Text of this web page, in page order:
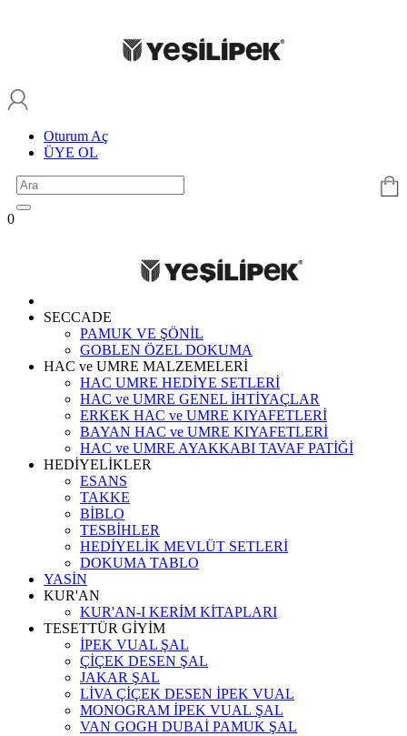
Oturum Aç
ÜYE OL
0
SECCADE
PAMUK VE ŞÖNİL
GOBLEN ÖZEL DOKUMA
HAC ve UMRE MALZEMELERİ
HAC UMRE HEDİYE SETLERİ
HAC ve UMRE GENEL İHTİYAÇLAR
ERKEK HAC ve UMRE KIYAFETLERİ
BAYAN HAC ve UMRE KIYAFETLERİ
HAC ve UMRE AYAKKABI TAVAF PATİĞİ
HEDİYELİKLER
ESANS
TAKKE
BİBLO
TESBİHLER
HEDİYELİK MEVLÜT SETLERİ
DOKUMA TABLO
YASİN
KUR'AN
KUR'AN-I KERİM KİTAPLARI
TESETTÜR GİYİM
İPEK VUAL ŞAL
ÇİÇEK DESEN ŞAL
JAKAR ŞAL
LİVA ÇİÇEK DESEN İPEK VUAL
MONOGRAM İPEK VUAL ŞAL
VAN GOGH DUBAİ PAMUK ŞAL